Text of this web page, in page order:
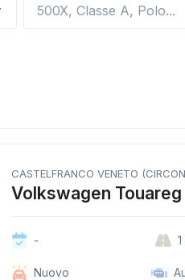
CASTELFRANCO VENETO
Volkswagen Touareg
-
Nuovo